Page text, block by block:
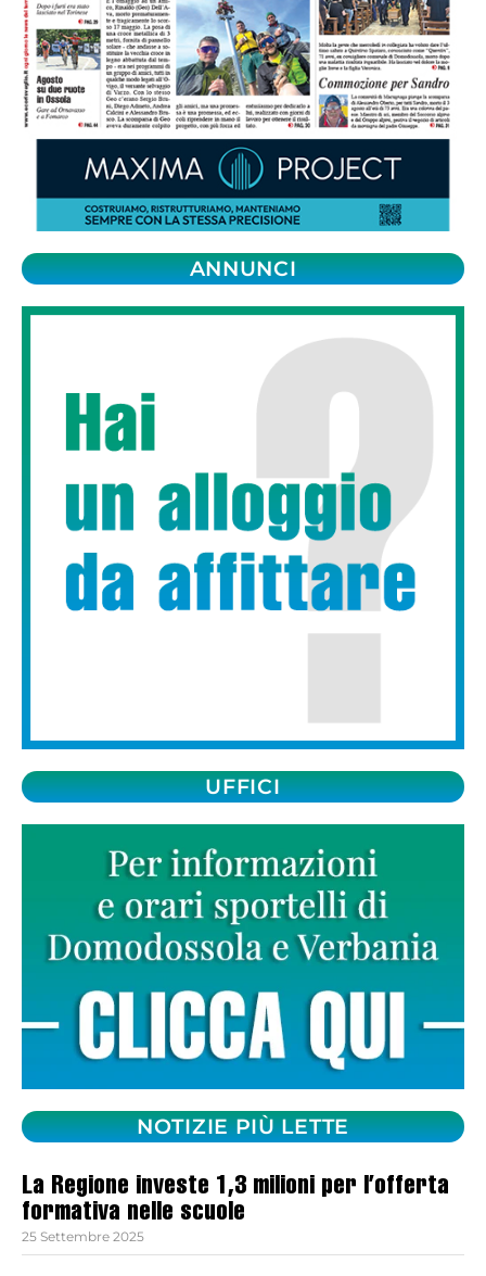
ANNUNCI
UFFICI
NOTIZIE PIÙ LETTE
La Regione investe 1,3 milioni per l’offerta
formativa nelle scuole
25 Settembre 2025